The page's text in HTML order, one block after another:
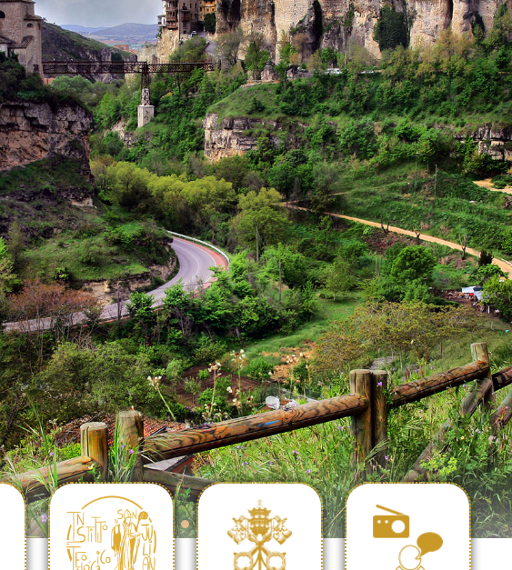
INSTITUTO
TEOLÓGICO
SAN JULIÁN
SANTA
SEDE
PORTAL DE
COMUNICACIÓN